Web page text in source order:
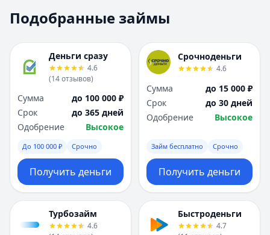
Набережные Челны
Нижний Новгород
Новокузнецк
Новосибирск
Омск
Пенза
Пермь
Р
Ростов-на-Дону
Рязань
С
Набережные
Нижний Новгород
Новокузнецк
Новосибирск
Омск
Пенза
Пермь
Р
Ростов-на-Дону
Рязань
С
Подобранные займы
Деньги сразу
4.6
(14отзывов)
Сумма
до 100 000 ₽
Срок
до 365 дней
Одобрение
Высокое
До 100 000 ₽ Срочно
Получить деньги
Срочноденьги
4.6
Сумма
до 15 000 ₽
Срок
до 30 дней
Одобрение
Высокое
Займ бесплатно Срочно
Получить деньги
Турбозайм
4.6
Быстроденьги
4.7